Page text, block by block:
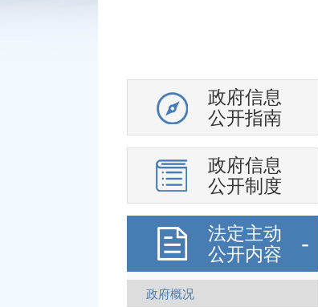
政府信息
公开指南
政府信息
公开制度
法定主动
公开内容
政府概况